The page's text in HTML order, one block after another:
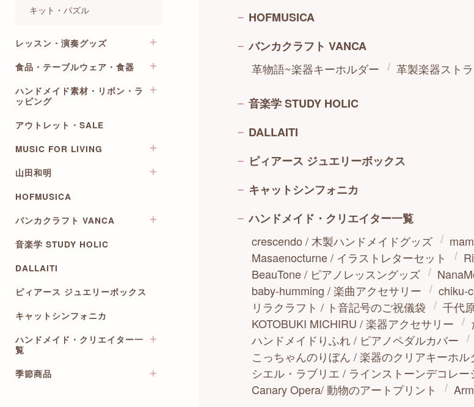
ＰＣ・デスク用品・スマホ関
連
ポストカード
グリーティングカード
メッセージカード
月謝袋
出席カード
祝儀袋・のし封筒
色紙
キット・パズル
レッスン・演奏グッズ
BeauTone
鍵盤・ペダルカバー
五楽線テープ
月謝袋
演奏補助
楽譜
食品・テーブルウェア・食器
ペーパーナプキン
メラミントレイ
マグカップ・プレート
お茶
ハンドメイド素材・リボン・ラ
ッピング
音楽柄リボン
ラッピング用品
ワッペン・チャーム・手芸資
アウトレット・SALE
MUSIC FOR LIVING
オールミュージックシリーズ
ファイル・ステーショナリー
山田和明
ポストカード
コースター
カレンダー
HOFMUSICA
バンカクラフト VANCA
革物語~楽器キーホルダー
革製楽器ストラップ
音楽学 STUDY HOLIC
DALLAITI
ピィアース ジュエリーボックス
キャットシンフォニカ
ハンドメイド・クリエイター一
覧
crescendo / 木製ハンドメイド
季節商品
HOFMUSICA
バンカクラフト VANCA
革物語~楽器キーホルダー
革製楽器スト
音楽学 STUDY HOLIC
DALLAITI
ピィアース ジュエリーボックス
キャットシンフォニカ
ハンドメイド・クリエイター一覧
crescendo / 木製ハンドメイドグッズ
Masaenocturne / イラストレターセット
BeauTone / ピアノレッスングッズ
baby-humming / 楽曲アクセサリー
chiku-
リラクラフト / ト音記号のご祝儀袋
千代
KOTOBUKI MICHIRU / 楽器アクセサリー
ハンドメイドりふれ / ピアノペダルカバー
こっちゃんのりぼん / 楽器のクリアキーホル
シエル・ラブリエ / ラインストーンデコレー
Canary Opera/ 動物のアートプリント